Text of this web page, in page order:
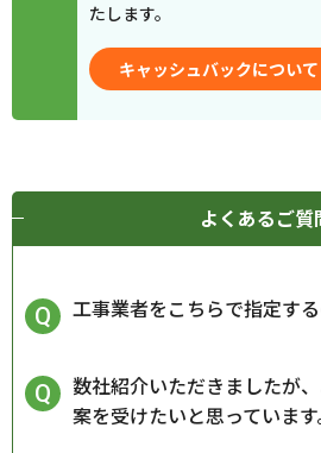
たします。
キャッシュバックについて
よくあるご質
工事業者をこちらで指定す
数社紹介いただきましたが
案を受けたいと思っています